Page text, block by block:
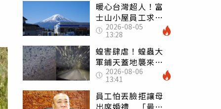
暖心台灣超人！富
士山小屋員工求助
「想活下去」 山
友狂背物資上山：
台灣真的是寶島
2026-08-05
13:28
蝗害肆虐！蝗蟲大
軍鋪天蓋地襲來宛
如末日 網驚：聖
經十災
2026-08-06
13:41
員工怕丟臉拒讓母
出席婚禮 「最愛